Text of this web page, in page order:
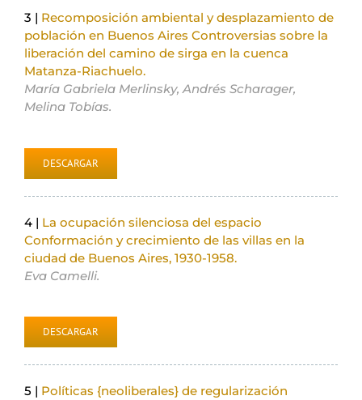
3 | Recomposición ambiental y desplazamiento de
población en Buenos Aires Controversias sobre la
liberación del camino de sirga en la cuenca
Matanza-Riachuelo.
María Gabriela Merlinsky, Andrés Scharager,
Melina Tobías.
DESCARGAR
4 | La ocupación silenciosa del espacio
Conformación y crecimiento de las villas en la
ciudad de Buenos Aires, 1930-1958.
Eva Camelli.
DESCARGAR
5 | Políticas {neoliberales} de regularización